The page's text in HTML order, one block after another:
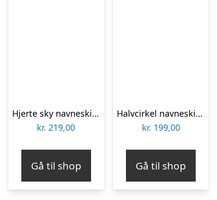
Hjerte sky navneskilt – farve
kr. 219,00
Gå til shop
Halvcirkel navneskilt – træ
kr. 199,00
Gå til shop